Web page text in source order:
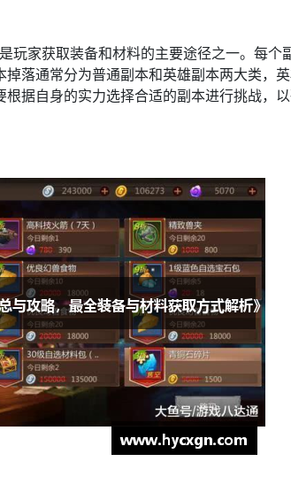
玩家获取装备和材料的主要途径之一。每个
掉落通常分为普通副本和英雄副本两大类，
据自身的实力选择合适的副本进行挑战，